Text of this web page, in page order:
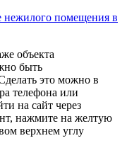
нежилого помещения в
объекта
быть
это можно в
телефона или
на сайт через
нажмите на желтую
верхнем углу